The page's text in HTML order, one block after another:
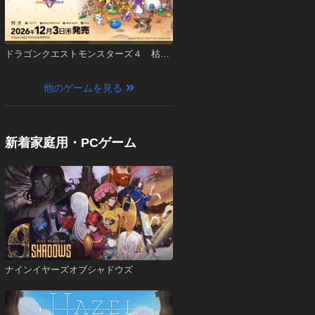
ドラゴンクエストモンスターズ４ 枯れ
他のゲームを見る
新着家庭用・PCゲーム
ナインイヤーズオブシャドウズ